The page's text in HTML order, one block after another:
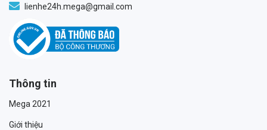
lienhe24h.mega@gmail.com
Thông tin
Mega 2021
Giới thiệu